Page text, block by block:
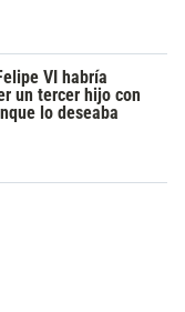
VI habría
un tercer hijo con
lo deseaba